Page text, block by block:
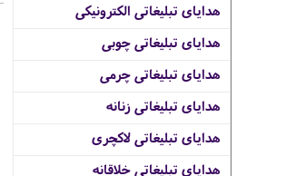
هدایای تبلیغاتی الکترونیکی
هدایای تبلیغاتی چوبی
هدایای تبلیغاتی چرمی
هدایای تبلیغاتی زنانه
هدایای تبلیغاتی لاکچری
هدایای تبلیغاتی خلاقانه